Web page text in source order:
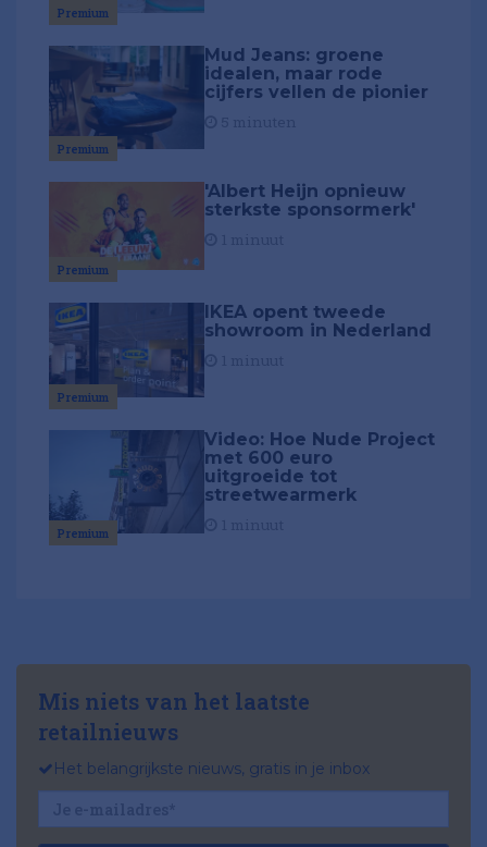
Premium
Premium
Mud Jeans: groene
idealen, maar rode
cijfers vellen de pionier
Premium
'Albert Heijn opnieuw
sterkste sponsormerk'
Premium
IKEA opent tweede
showroom in Nederland
Premium
Video: Hoe Nude Project
met 600 euro
uitgroeide tot
streetwearmerk
Mis niets van het laatste
retailnieuws
Het belangrijkste nieuws, gratis in je inbox